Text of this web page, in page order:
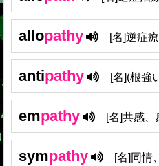
allopathy [名]逆症療
antipathy [名](根強
empathy [名]共感、
sympathy [名]同情